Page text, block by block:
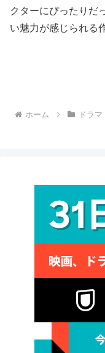
クターにぴったりだ
い魅力が感じられる
ホーム ドラマ